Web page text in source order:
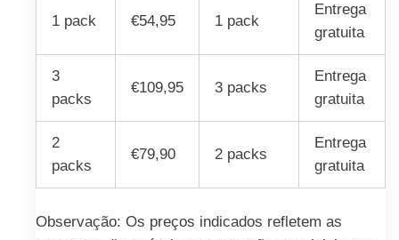
1 pack €54,95 1 pack
Entrega
gratuita
3
packs
€109,95 3 packs
Entrega
gratuita
2
packs
€79,90 2 packs
Entrega
gratuita
Observação: Os preços indicados refletem as